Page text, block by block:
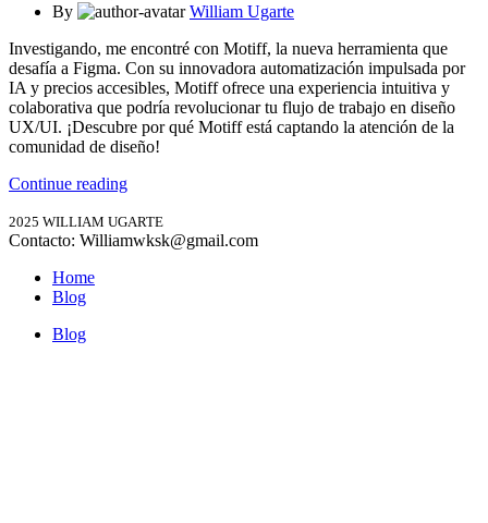
By
William Ugarte
Investigando, me encontré con Motiff, la nueva herramienta que
desafía a Figma. Con su innovadora automatización impulsada por
IA y precios accesibles, Motiff ofrece una experiencia intuitiva y
colaborativa que podría revolucionar tu flujo de trabajo en diseño
UX/UI. ¡Descubre por qué Motiff está captando la atención de la
comunidad de diseño!
Continue reading
2025 WILLIAM UGARTE
Contacto: Williamwksk@gmail.com
Home
Blog
Blog